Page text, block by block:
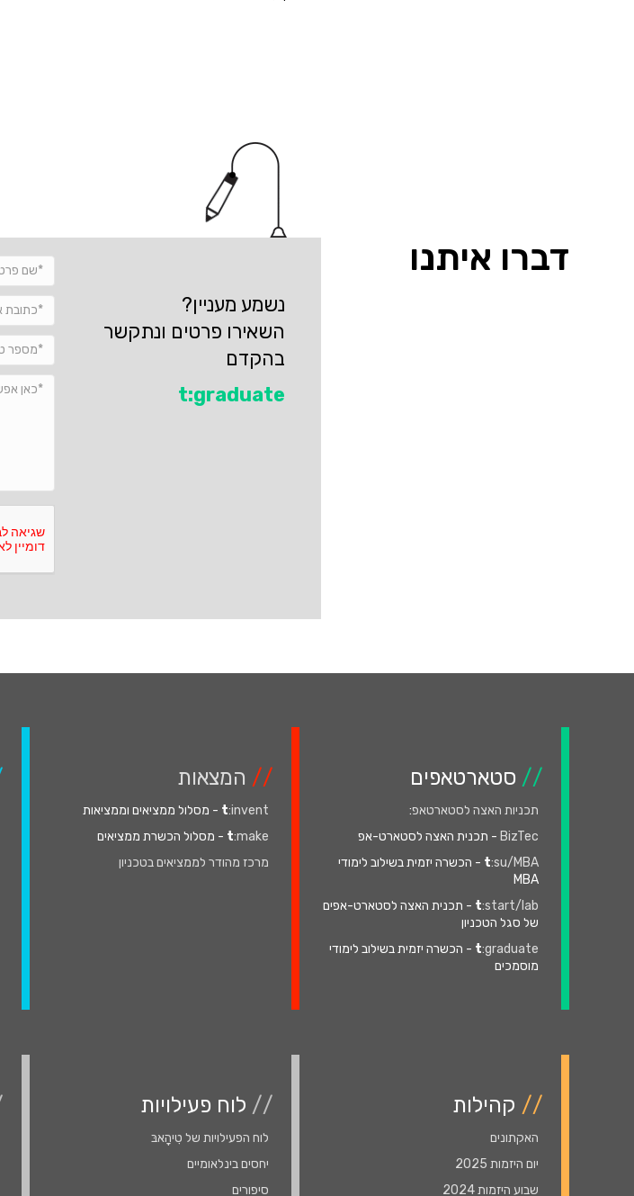
דברו איתנו
נשמע מעניין?
השאירו פרטים ונתקשר
בהקדם
t:graduate
// סטארטאפים
תכניות האצה לסטארטאפ:
BizTec - תכנית האצה לסטארט-אפ
t:su/MBA
- הכשרה יזמית בשילוב לימודי
MBA
t:start/lab
- תכנית האצה לסטארט-אפים
של סגל הטכניון
t:graduate
- הכשרה יזמית בשילוב לימודי
מוסמכים
// המצאות
t:invent
- מסלול ממציאים וממציאות
t:make
- מסלול הכשרת ממציאים
מרכז מהודר לממציאים בטכניון
// קהילות
האקתונים
יום היזמות 2025
שבוע היזמות 2024
// לוח פעילויות
לוח הפעילויות של טִִיהָָאבּ
יחסים בינלאומיים
סיפורים